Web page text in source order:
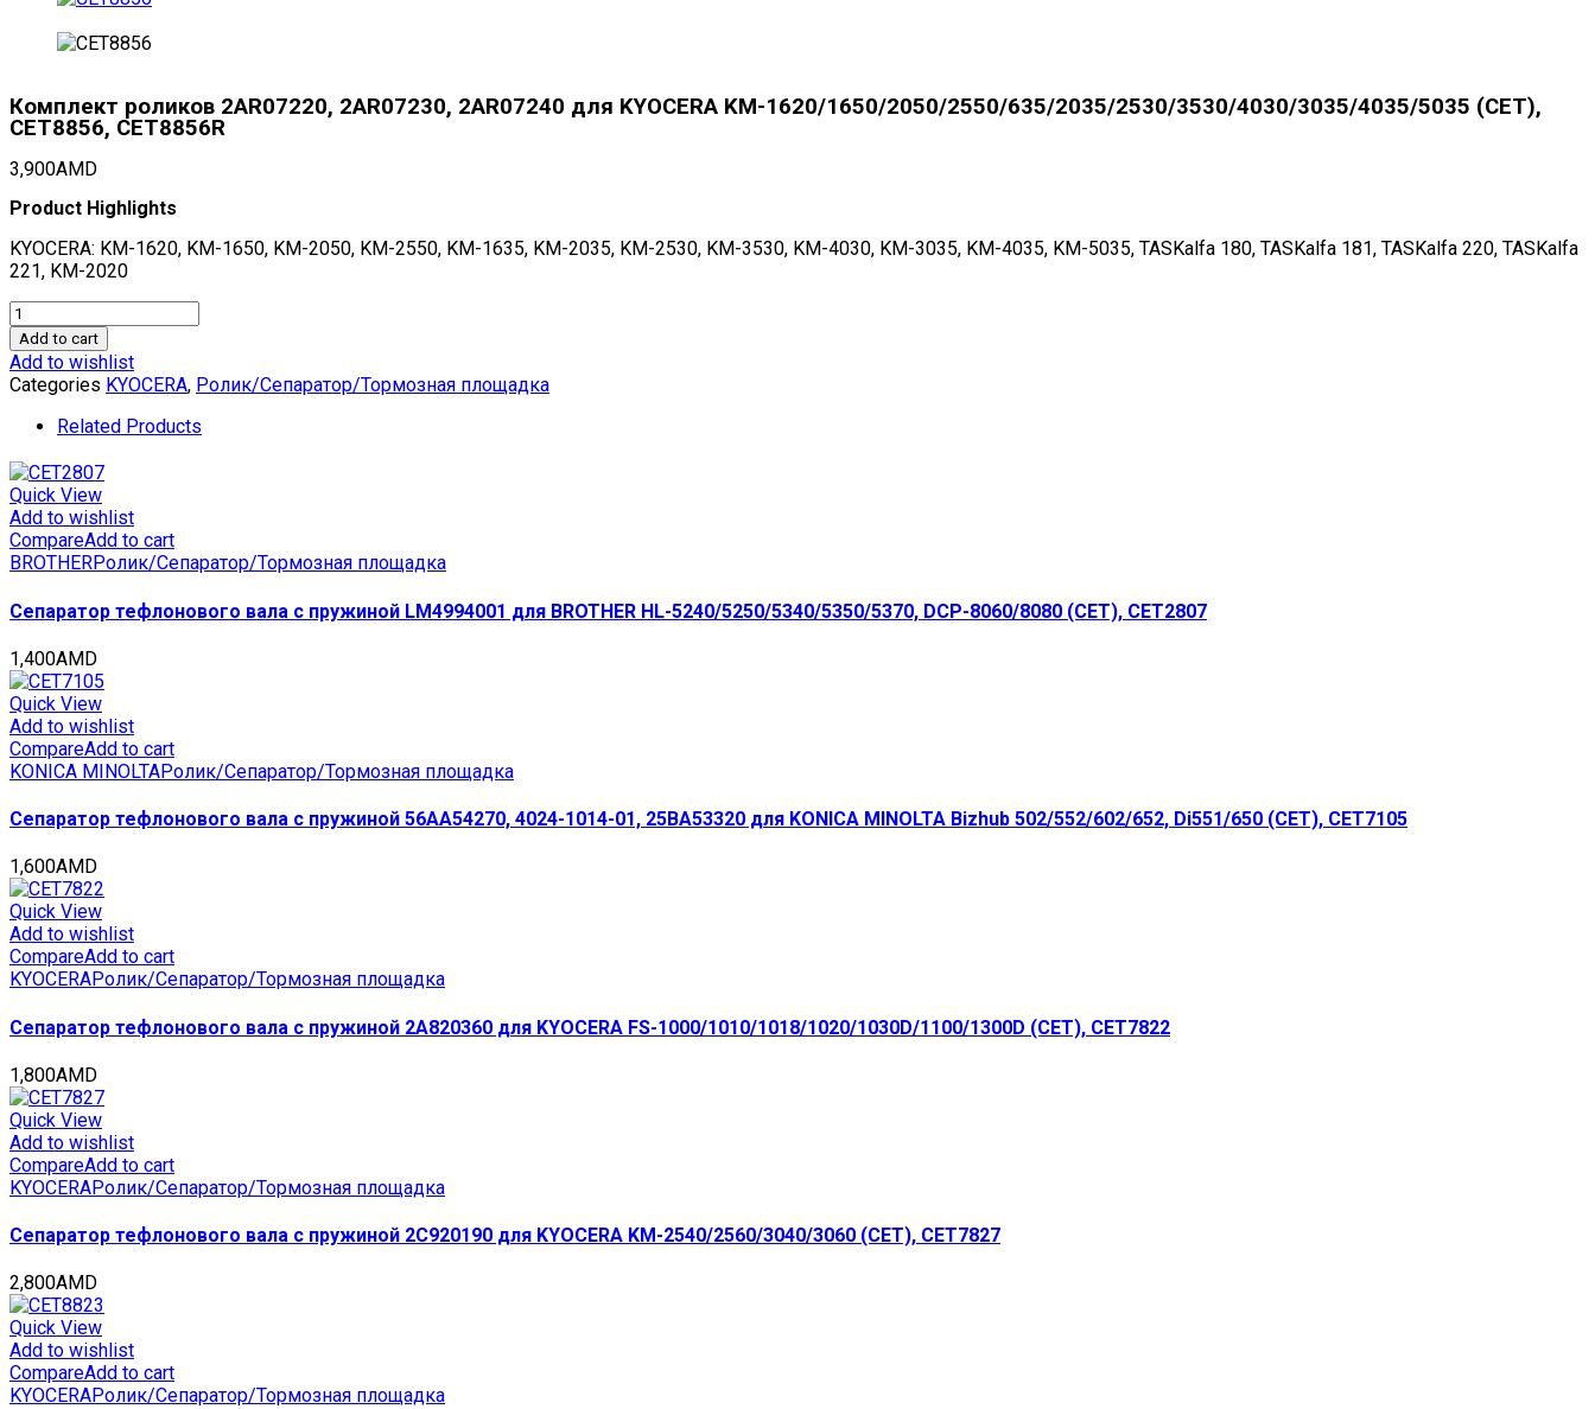
Комплект роликов 2AR07220, 2AR07230, 2AR07240 для KYOCERA KM-1620/1650/2050/2550/635/2035/2530/3530/4030/3035/4035/5035 (CET),
CET8856, CET8856R
3,900AMD
Product Highlights
KYOCERA: KM-1620, KM-1650, KM-2050, KM-2550, KM-1635, KM-2035, KM-2530, KM-3530, KM-4030, KM-3035, KM-4035, KM-5035, TASKalfa 180, TASKalfa 181, TASKalfa 220, TASKalfa
221, KM-2020
Комплект
роликов
2AR07220,
2AR07230,
2AR07240
для
KM-
1620/1650/2050/2550/635/2035/2530/3530/4030/3035/4035/5035
(CET),
CET8856,
CET8856R
Add to cart
Add to wishlist
Categories KYOCERA, Ролик/Сепаратор/Тормозная площадка
Related Products
Quick View
Add to wishlist
CompareAdd to cart
BROTHERРолик/Сепаратор/Тормозная площадка
Сепаратор тефлонового вала с пружиной LM4994001 для BROTHER HL-5240/5250/5340/5350/5370, DCP-8060/8080 (CET), CET2807
1,400AMD
Quick View
Add to wishlist
CompareAdd to cart
KONICA MINOLTAРолик/Сепаратор/Тормозная площадка
Сепаратор тефлонового вала с пружиной 56AA54270, 4024-1014-01, 25BA53320 для KONICA MINOLTA Bizhub 502/552/602/652, Di551/650 (CET), CET7105
1,600AMD
Quick View
Add to wishlist
CompareAdd to cart
KYOCERAРолик/Сепаратор/Тормозная площадка
Сепаратор тефлонового вала с пружиной 2A820360 для KYOCERA FS-1000/1010/1018/1020/1030D/1100/1300D (CET), CET7822
1,800AMD
Quick View
Add to wishlist
CompareAdd to cart
KYOCERAРолик/Сепаратор/Тормозная площадка
Сепаратор тефлонового вала с пружиной 2C920190 для KYOCERA KM-2540/2560/3040/3060 (CET), CET7827
2,800AMD
Quick View
Add to wishlist
CompareAdd to cart
KYOCERAРолик/Сепаратор/Тормозная площадка